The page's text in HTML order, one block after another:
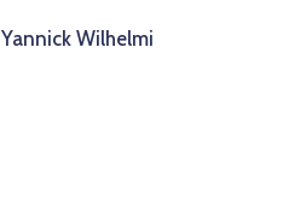
Yannick Wilhelmi